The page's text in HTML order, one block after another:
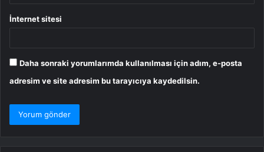
İnternet sitesi
Daha sonraki yorumlarımda kullanılması için adım, e-posta
adresim ve site adresim bu tarayıcıya kaydedilsin.